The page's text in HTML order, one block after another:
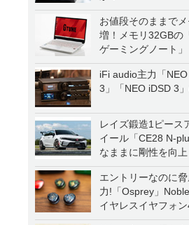
お値段そのままで
増！メモリ32GBの
ゲーミングノート」
iFi audio主力「
3」「NEO iDSD 3
レイズ鍛造1ピース
イール「CE28 N-
なままに剛性を向上
エントリーなのに
力!「Osprey」
イヤレスイヤフォン
一気に聴く